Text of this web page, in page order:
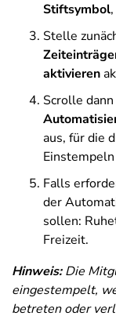
Stiftsymbol
Stelle
aktivieren
Scrolle
aus, für die
Falls
der
sollen:
Freizeit.
Hinweis:Die
eingestempelt,
betreten oder